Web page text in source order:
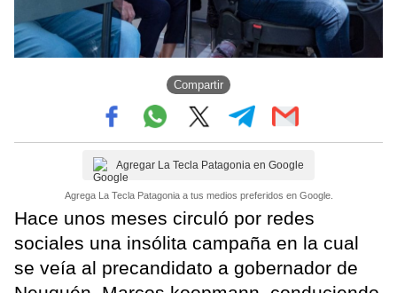
Compartir
Agregar La Tecla Patagonia en Google
Agrega La Tecla Patagonia a tus medios preferidos en Google.
Hace unos meses circuló por redes
sociales una insólita campaña en la cual
se veía al precandidato a gobernador de